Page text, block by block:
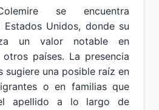
se encuentra
Estados Unidos, donde su
un valor notable en
países. La presencia
sugiere una posible raíz en
o en familias que
apellido a lo largo de